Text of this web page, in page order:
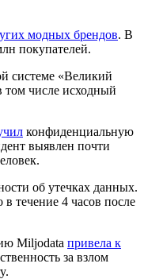
модных брендов. В
покупателей.
системе «Великий
том числе исходный
конфиденциальную
выявлен почти
об утечках данных.
течение 4 часов после
Miljodata привела к
за взлом